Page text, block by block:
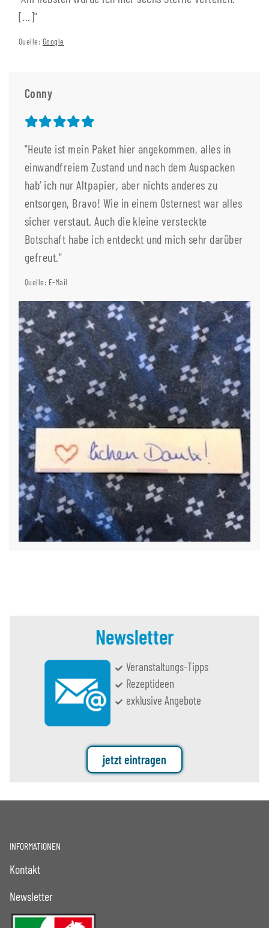
[...]"
Quelle: Google
Conny
"Heute ist mein Paket hier angekommen, alles in
einwandfreiem Zustand und nach dem Auspacken
hab‘ ich nur Altpapier, aber nichts anderes zu
entsorgen, Bravo! Wie in einem Osternest war alles
sicher verstaut. Auch die kleine versteckte
Botschaft habe ich entdeckt und mich sehr darüber
gefreut."
Quelle: E-Mail
Newsletter
Veranstaltungs-Tipps
Rezeptideen
exklusive Angebote
jetzt eintragen
INFORMATIONEN
Kontakt
Newsletter